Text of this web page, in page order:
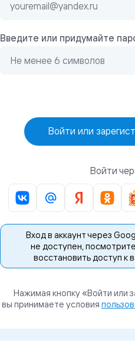
Введите или придумайте
Войти или
Войти
Вход в аккаунт через
не доступен, посмотрите
восстановить доступ к
Нажимая кнопку «Войти или
вы принимаете условия